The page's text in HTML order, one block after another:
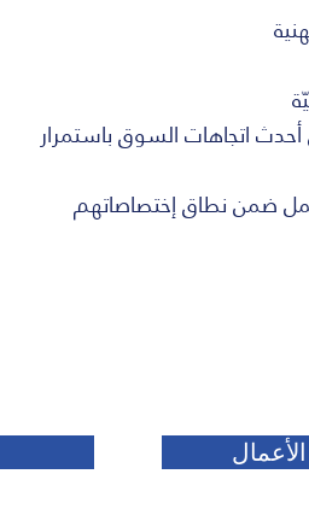
اتجاهات السوق باستمرار
ضمن نطاق إختصاصاتهم